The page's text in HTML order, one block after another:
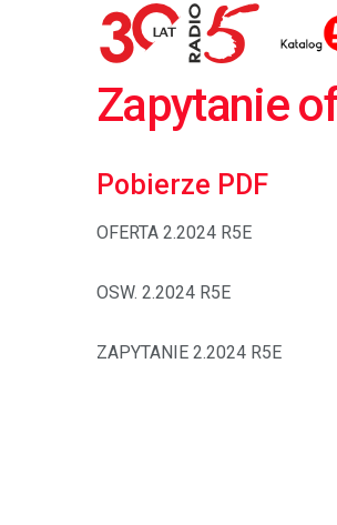
Zapytanie
Pobierze PDF
OFERTA 2.2024 R5E
OSW. 2.2024 R5E
ZAPYTANIE 2.2024 R5E